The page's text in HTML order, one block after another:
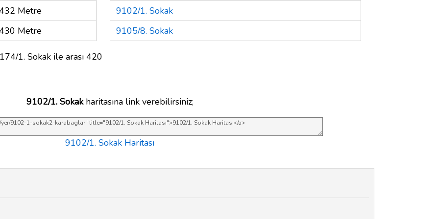
Metre
Metre
1. Sokak ile arası 420
9102/1. Sokak
9105/8. Sokak
9102/1. Sokakharitasına link verebilirsiniz;
9102/1. Sokak Haritası